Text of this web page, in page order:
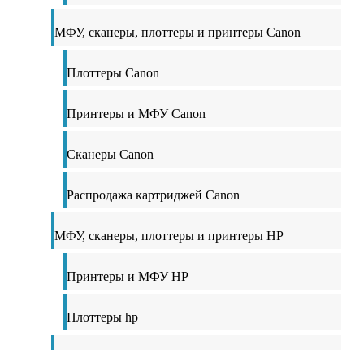
МФУ, сканеры, плоттеры и принтеры Canon
Плоттеры Canon
Принтеры и МФУ Canon
Сканеры Canon
Распродажа картриджей Canon
МФУ, сканеры, плоттеры и принтеры HP
Принтеры и МФУ HP
Плоттеры hp